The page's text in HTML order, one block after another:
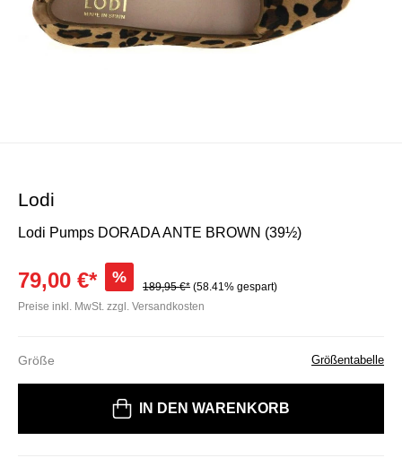
Lodi
Lodi Pumps DORADA ANTE BROWN (39½)
79,00 €* %
189,95 €* (58.41% gespart)
Preise inkl. MwSt. zzgl. Versandkosten
Größe Größentabelle
IN DEN WARENKORB